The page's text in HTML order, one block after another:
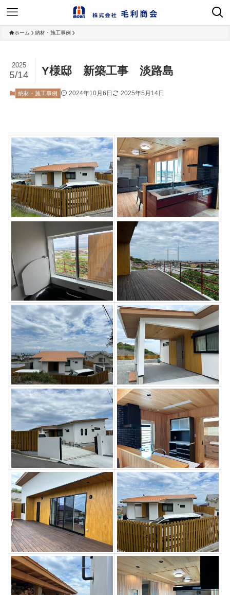
ホーム 納材・施工事例
Y様邸 新築工事 淡路島
2025
5/14
納材・施工事例 2024年10月6日 2025年5月14日